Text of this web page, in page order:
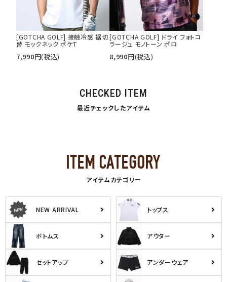
[GOTCHA GOLF] 接触冷感 裾切
替 モックネック ポケT
7,990円(税込)
[GOTCHA GOLF] ドライ フォトコ
ラージュ モノトーン ポロ
8,990円(税込)
CHECKED ITEM
最近チェックしたアイテム
アイテムカテゴリー
NEW ARRIVAL トップス
ボトムス アウター
セットアップ アンダーウェア